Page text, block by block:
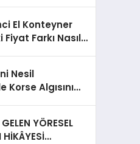
El Konteyner
Farkı Nasıl
Nesil
Korse Algısını
YÖRESEL
HİKÂYESİ